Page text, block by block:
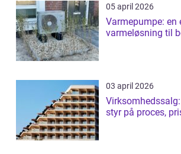
05 april 2026
Varmepumpe:
varmeløsning til
03 april 2026
styr på proces,